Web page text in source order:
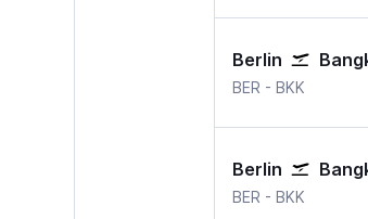
Berlin
BER - BKK
Berlin
BER - BKK